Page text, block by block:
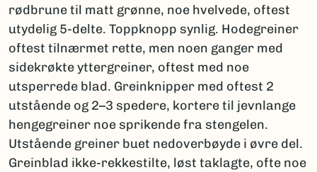
rødbrune til matt grønne, noe hvelvede, oftest
utydelig 5-delte. Toppknopp synlig. Hodegreiner
oftest tilnærmet rette, men noen ganger med
sidekrøkte yttergreiner, oftest med noe
utsperrede blad. Greinknipper med oftest 2
utstående og 2–3 spedere, kortere til jevnlange
hengegreiner noe sprikende fra stengelen.
Utstående greiner buet nedoverbøyde i øvre del.
Greinblad ikke-rekkestilte, løst taklagte, ofte noe